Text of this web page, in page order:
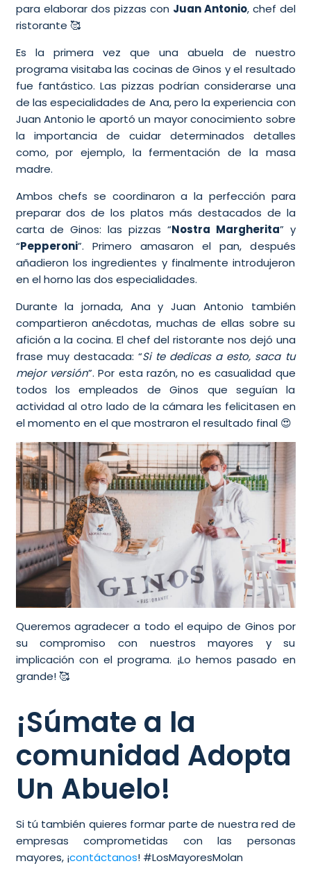
para elaborar dos pizzas con Juan Antonio, chef del
ristorante 🥰
Es la primera vez que una abuela de nuestro
programa visitaba las cocinas de Ginos y el resultado
fue fantástico. Las pizzas podrían considerarse una
de las especialidades de Ana, pero la experiencia con
Juan Antonio le aportó un mayor conocimiento sobre
la importancia de cuidar determinados detalles
como, por ejemplo, la fermentación de la masa
madre.
Ambos chefs se coordinaron a la perfección para
preparar dos de los platos más destacados de la
carta de Ginos: las pizzas “Nostra Margherita” y
“Pepperoni”. Primero amasaron el pan, después
añadieron los ingredientes y finalmente introdujeron
en el horno las dos especialidades.
Durante la jornada, Ana y Juan Antonio también
compartieron anécdotas, muchas de ellas sobre su
afición a la cocina. El chef del ristorante nos dejó una
frase muy destacada: “Si te dedicas a esto, saca tu
mejor versión”. Por esta razón, no es casualidad que
todos los empleados de Ginos que seguían la
actividad al otro lado de la cámara les felicitasen en
el momento en el que mostraron el resultado final 😍
Queremos agradecer a todo el equipo de Ginos por
su compromiso con nuestros mayores y su
implicación con el programa. ¡Lo hemos pasado en
grande! 🥰
¡Súmate a la
comunidad Adopta
Un Abuelo!
Si tú también quieres formar parte de nuestra red de
empresas comprometidas con las personas
mayores, ¡contáctanos! #LosMayoresMolan